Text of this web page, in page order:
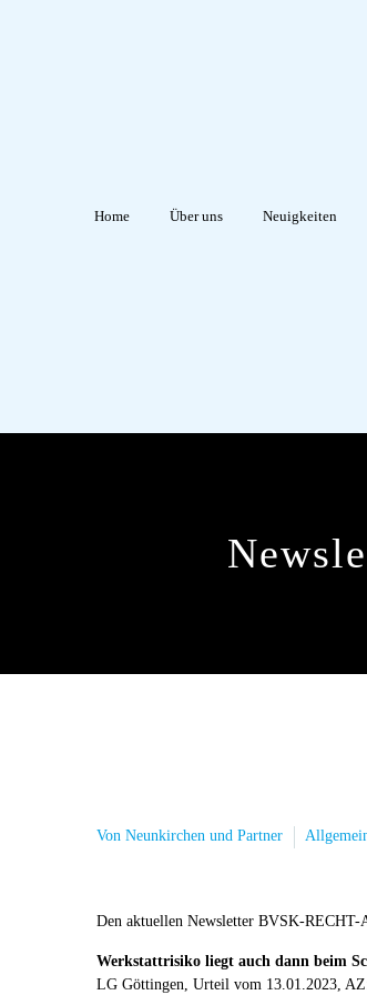
Home Über uns Neuigkeiten
Von Neunkirchen und Partner
Den aktuellen Newsletter BVSK-
Werkstattrisiko liegt auch dann beim
LG Göttingen, Urteil vom 13.01.2023,